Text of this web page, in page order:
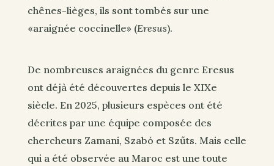
chênes-lièges, ils sont tombés sur une
«araignée coccinelle» (Eresus).
De nombreuses araignées du genre Eresus
ont déjà été découvertes depuis le XIXe
siècle. En 2025, plusieurs espèces ont été
décrites par une équipe composée des
chercheurs Zamani, Szabó et Szűts. Mais celle
qui a été observée au Maroc est une toute